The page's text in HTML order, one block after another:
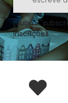
[submi
inscrições